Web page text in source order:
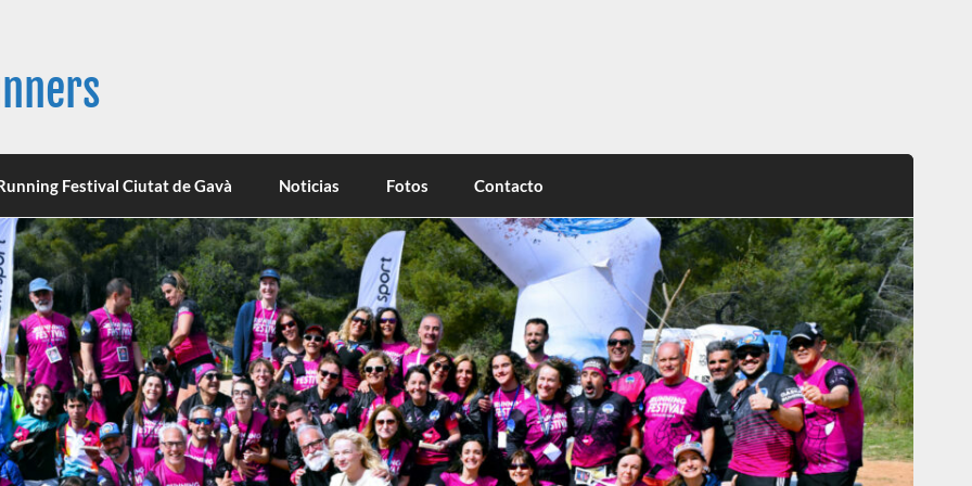
Festival Ciutat de Gavà Noticias Fotos Contacto